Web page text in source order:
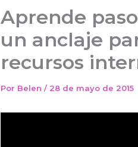
Aprende
un anclaje
recursos
Por Belen / 28 de mayo de 2015